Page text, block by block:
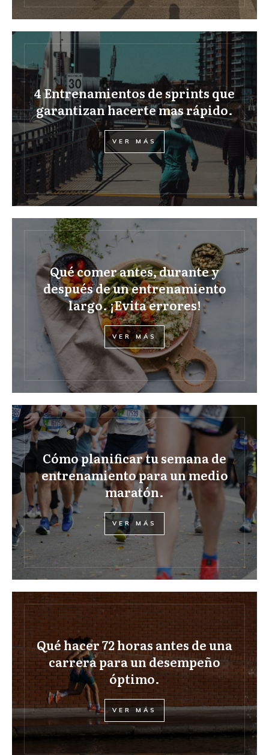
4 Entrenamientos de sprints que
garantizan hacerte mas rápido.
VER MÁS
Qué comer antes, durante y
después de un entrenamiento
largo. ¡Evita errores!
VER MÁS
Cómo planificar tu semana de
entrenamiento para un medio
maratón.
VER MÁS
Qué hacer 72 horas antes de una
carrera para un desempeño
óptimo.
VER MÁS